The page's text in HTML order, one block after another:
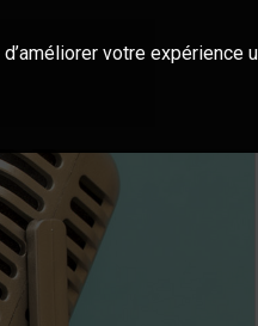
votre expérience